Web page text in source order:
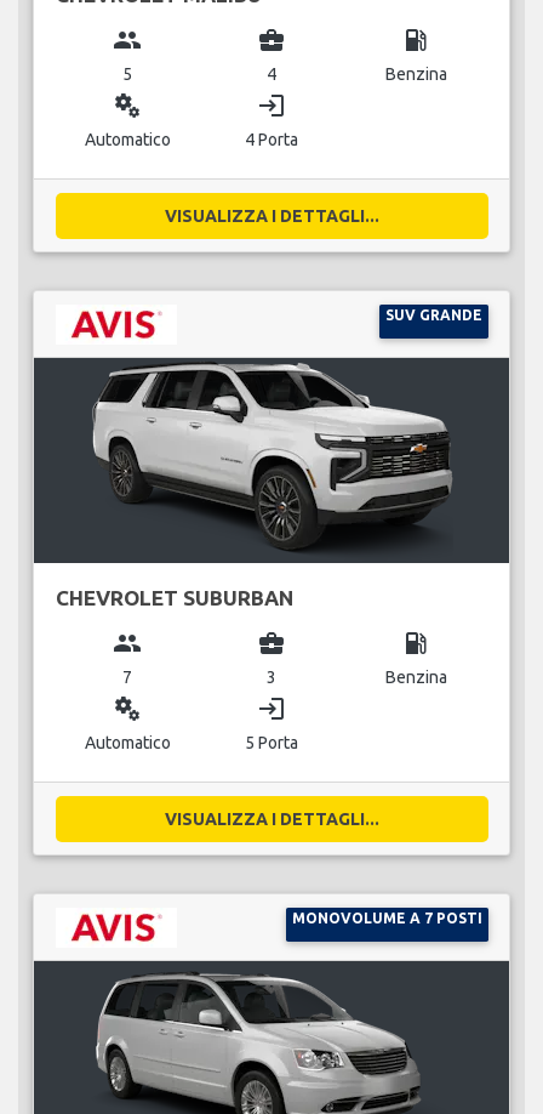
group
5
business_center
4
local_gas_station
Benzina
miscellaneous_services
Automatico
login
4 Porta
VISUALIZZA I DETTAGLI...
SUV GRANDE
CHEVROLET SUBURBAN
group
7
business_center
3
local_gas_station
Benzina
miscellaneous_services
Automatico
login
5 Porta
VISUALIZZA I DETTAGLI...
MONOVOLUME A 7 POSTI